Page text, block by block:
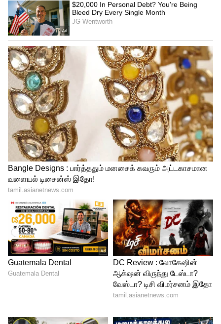
Related Articles
vastu tips: வீட்டில் கரப்பான் பூச்சி
இருந்தால் பணம் வருமா? வாஸ்து
சாஸ்திரம் என்ன சொல்கிறது?
Rose Plant: வீட்டுல ரோஜா செடி
வளர்த்தால் என்ன நடக்கும்.?! வாஸ்து
சொல்லும் ஆச்சரியமான உண்மைகள்!
5